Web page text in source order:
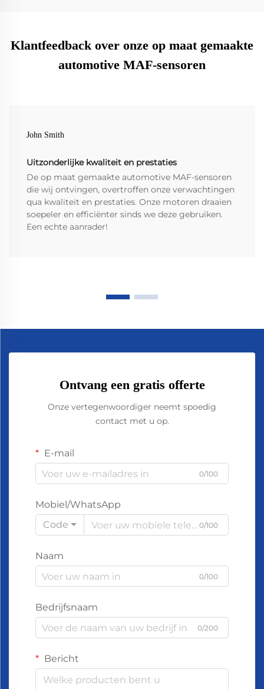
Klantfeedback over onze op maat gemaakte
automotive MAF-sensoren
John Smith
Uitzonderlijke kwaliteit en prestaties
De op maat gemaakte automotive MAF-sensoren
die wij ontvingen, overtroffen onze verwachtingen
qua kwaliteit en prestaties. Onze motoren draaien
soepeler en efficiënter sinds we deze gebruiken.
Een echte aanrader!
Ontvang een gratis offerte
Onze vertegenwoordiger neemt spoedig
contact met u op.
E-mail
0/100
Mobiel/WhatsApp
Code
0/100
Naam
0/100
Bedrijfsnaam
0/200
Bericht